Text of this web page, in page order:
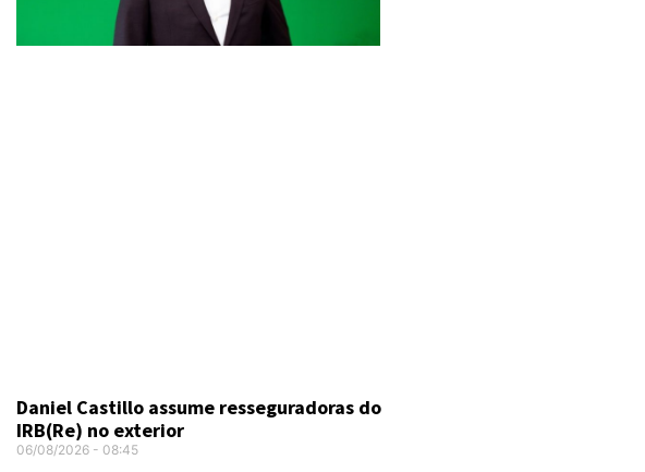
Daniel Castillo assume resseguradoras do
IRB(Re) no exterior
06/08/2026 08:45